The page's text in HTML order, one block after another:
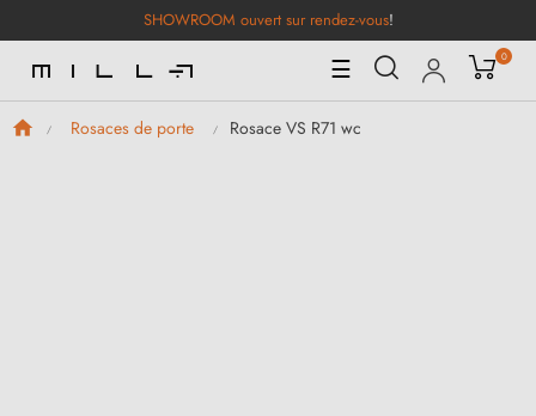
SHOWROOM ouvert sur rendez-vous!
Basculer
la
navigation
☰ 0
Rosaces de porte Rosace VS R71 wc